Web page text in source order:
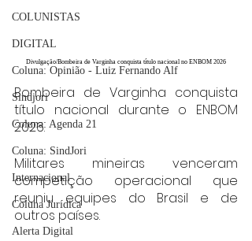
COLUNISTAS
DIGITAL
Coluna: Opinião - Luiz Fernando Alf
Sindjori
Coluna: Agenda 21
Coluna: SindJori
Internacional
Coluna Jurídica
Alerta Digital
Divulgação/Bombeira de Varginha conquista título nacional no ENBOM 2026
Bombeira de Varginha conquista
título nacional durante o ENBOM
2026.
Militares mineiras venceram
competição operacional que
reuniu equipes do Brasil e de
outros países.